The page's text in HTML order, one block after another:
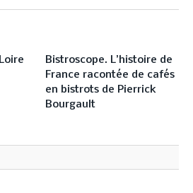
Bistroscope. L’histoire de
France racontée de cafés
en bistrots de Pierrick
Bourgault